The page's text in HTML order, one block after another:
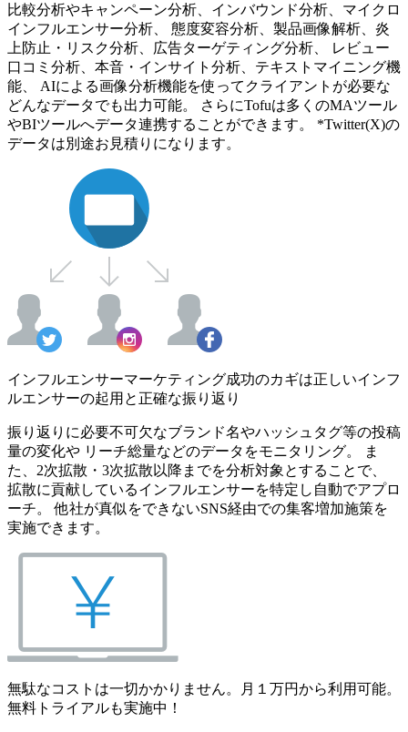
比較分析やキャンペーン分析、インバウンド分析、マイクロ
インフルエンサー分析、 態度変容分析、製品画像解析、炎
上防止・リスク分析、広告ターゲティング分析、 レビュー
口コミ分析、本音・インサイト分析、テキストマイニング機
能、 AIによる画像分析機能を使ってクライアントが必要な
どんなデータでも出力可能。 さらにTofuは多くのMAツール
やBIツールへデータ連携することができます。 *Twitter(X)の
データは別途お見積りになります。
インフルエンサーマーケティング成功のカギは正しいインフ
ルエンサーの起用と正確な振り返り
振り返りに必要不可欠なブランド名やハッシュタグ等の投稿
量の変化や リーチ総量などのデータをモニタリング。 ま
た、2次拡散・3次拡散以降までを分析対象とすることで、
拡散に貢献しているインフルエンサーを特定し自動でアプロ
ーチ。 他社が真似をできないSNS経由での集客増加施策を
実施できます。
無駄なコストは一切かかりません。月１万円から利用可能。
無料トライアルも実施中！